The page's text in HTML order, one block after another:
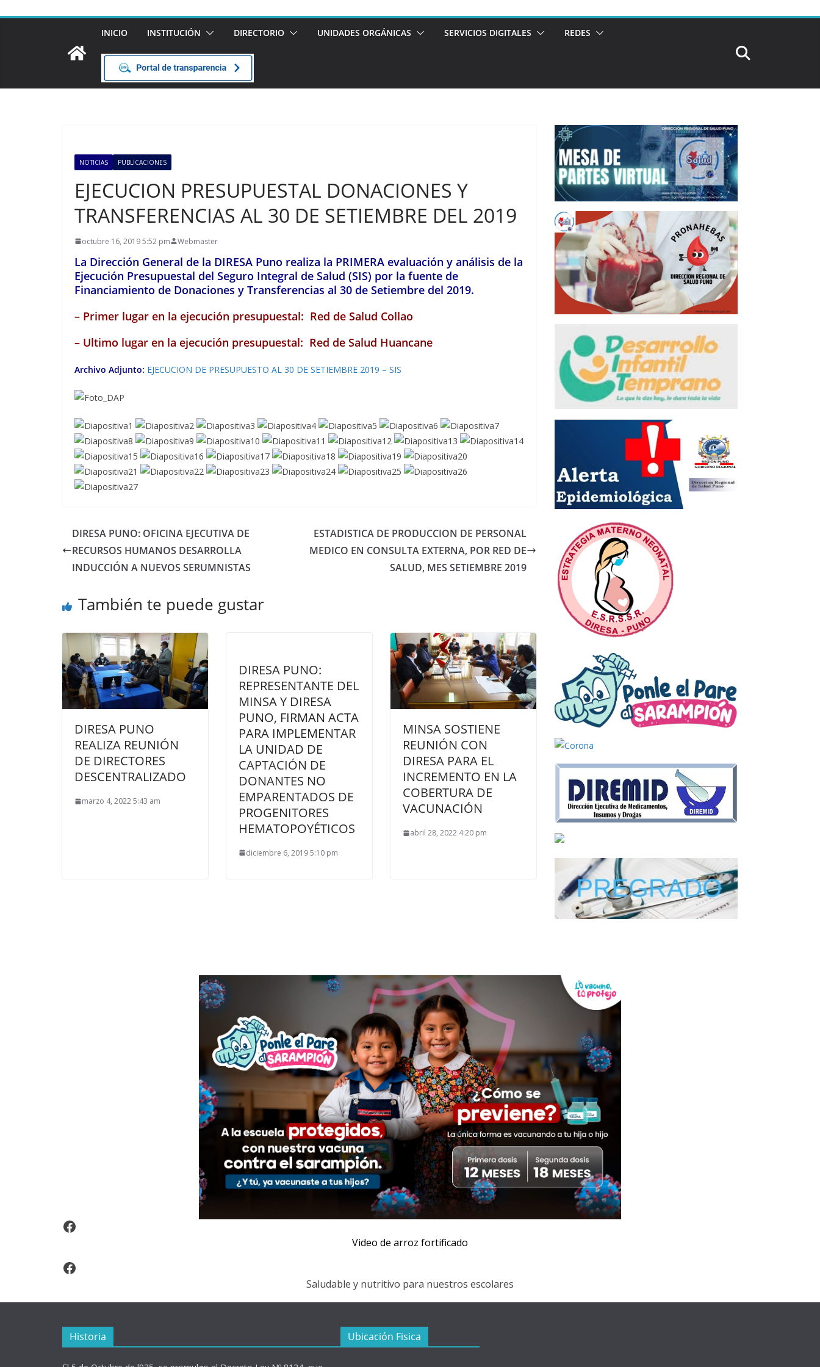
INICIO INSTITUCIÓN DIRECTORIO UNIDADES ORGÁNICAS SERVICIOS DIGITALES REDES
NOTICIAS PUBLICACIONES
EJECUCION PRESUPUESTAL DONACIONES Y
TRANSFERENCIAS AL 30 DE SETIEMBRE DEL 2019
octubre 16, 2019 5:52 pm Webmaster
La Dirección General de la DIRESA Puno realiza la PRIMERA evaluación y análisis de la
Ejecución Presupuestal del Seguro Integral de Salud (SIS) por la fuente de
Financiamiento de Donaciones y Transferencias al 30 de Setiembre del 2019.
– Primer lugar en la ejecución presupuestal: Red de Salud Collao
– Ultimo lugar en la ejecución presupuestal: Red de Salud Huancane
Archivo Adjunto: EJECUCION DE PRESUPUESTO AL 30 DE SETIEMBRE 2019 – SIS
DIRESA PUNO: OFICINA EJECUTIVA DE
RECURSOS HUMANOS DESARROLLA
INDUCCIÓN A NUEVOS SERUMNISTAS
ESTADISTICA DE PRODUCCION DE PERSONAL
MEDICO EN CONSULTA EXTERNA, POR RED DE
SALUD, MES SETIEMBRE 2019
También te puede gustar
DIRESA PUNO
REALIZA REUNIÓN
DE DIRECTORES
DESCENTRALIZADO
marzo 4, 2022 5:43 am
DIRESA PUNO:
REPRESENTANTE DEL
MINSA Y DIRESA
PUNO, FIRMAN ACTA
PARA IMPLEMENTAR
LA UNIDAD DE
CAPTACIÓN DE
DONANTES NO
EMPARENTADOS DE
PROGENITORES
HEMATOPOYÉTICOS
diciembre 6, 2019 5:10 pm
MINSA SOSTIENE
REUNIÓN CON
DIRESA PARA EL
INCREMENTO EN LA
COBERTURA DE
VACUNACIÓN
abril 28, 2022 4:20 pm
Video Arroz Fortificado
Video de arroz fortificado
Facebook
Saludable y nutritivo para nuestros escolares
Historia Ubicación Fisica